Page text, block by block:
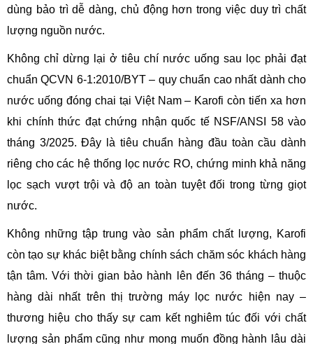
dùng bảo trì dễ dàng, chủ động hơn trong việc duy trì chất
lượng nguồn nước.
Không chỉ dừng lại ở tiêu chí nước uống sau lọc phải đạt
chuẩn QCVN 6-1:2010/BYT – quy chuẩn cao nhất dành cho
nước uống đóng chai tại Việt Nam – Karofi còn tiến xa hơn
khi chính thức đạt chứng nhận quốc tế NSF/ANSI 58 vào
tháng 3/2025. Đây là tiêu chuẩn hàng đầu toàn cầu dành
riêng cho các hệ thống lọc nước RO, chứng minh khả năng
lọc sạch vượt trội và độ an toàn tuyệt đối trong từng giọt
nước.
Không những tập trung vào sản phẩm chất lượng, Karofi
còn tạo sự khác biệt bằng chính sách chăm sóc khách hàng
tận tâm. Với thời gian bảo hành lên đến 36 tháng – thuộc
hàng dài nhất trên thị trường máy lọc nước hiện nay –
thương hiệu cho thấy sự cam kết nghiêm túc đối với chất
lượng sản phẩm cũng như mong muốn đồng hành lâu dài